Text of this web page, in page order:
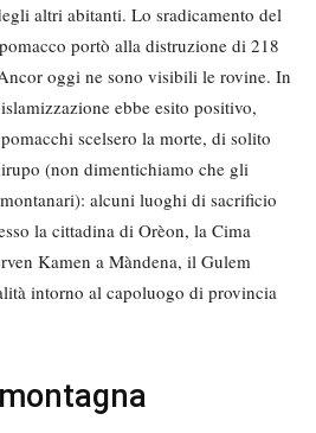
altri abitanti. Lo sradicamento del
portò alla distruzione di 218
oggi ne sono visibili le rovine. In
ebbe esito positivo,
scelsero la morte, di solito
(non dimentichiamo che gli
alcuni luoghi di sacrificio
la cittadina di Orèon, la Cima
Kamen a Màndena, il Gulem
intorno al capoluogo di provincia